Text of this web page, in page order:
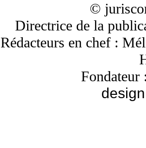
©
Directrice de la
Rédacteurs en chef :
design